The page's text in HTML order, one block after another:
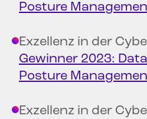
Posture
Exzellenz in der
Gewinner 2023:
Posture
Exzellenz in der